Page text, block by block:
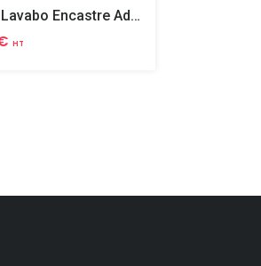
Mitigeur Lavabo Encastre Addict Chrome
HT